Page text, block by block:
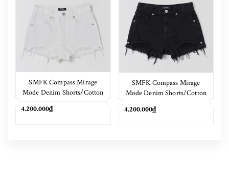
SMFK Compass Mirage
Mode Denim Shorts/Cotton
4.200.000₫
SMFK Compass Mirage
Mode Denim Shorts/Cotton
4.200.000₫